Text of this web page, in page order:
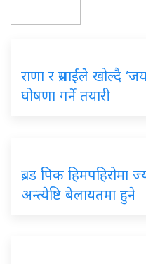
राणा र प्रसाईंले खोल्दै
घोषणा गर्ने तयारी
ब्रड पिक हिमपहिरोमा
अन्त्येष्टि बेलायतमा हुने